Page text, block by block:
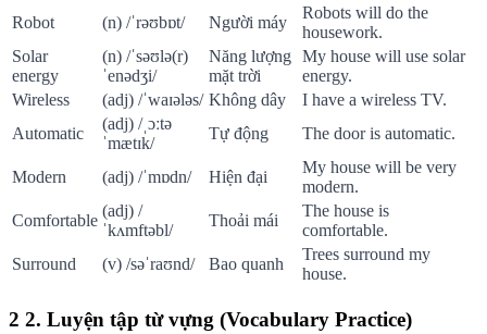
Robot
(n) /ˈrəʊbɒt/ Người máy
Robots will do the
housework.
Solar
energy
(n) /ˈsəʊlə(r)
ˈenədʒi/
Năng lượng
mặt trời
My house will use solar
energy.
Wireless
(adj) /ˈwaɪələs/ Không dây
I have a wireless TV.
Automatic
(adj) /ˌɔːtə
ˈmætɪk/
Tự động The door is automatic.
Modern (adj) /ˈmɒdn/ Hiện đại
My house will be very
modern.
Comfortable
(adj) /
ˈkʌmftəbl/
Thoải mái
The house is
comfortable.
Surround
(v) /səˈraʊnd/ Bao quanh
Trees surround my
house.
2 2. Luyện tập từ vựng (Vocabulary Practice)